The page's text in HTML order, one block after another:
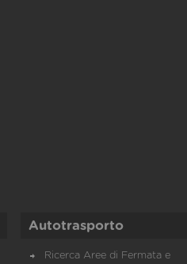
Autotrasporto
Ricerca Aree di Fermata e